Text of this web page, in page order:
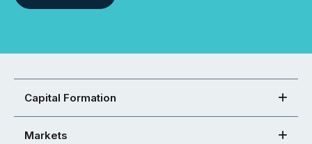
Capital Formation
Markets